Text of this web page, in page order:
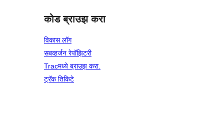
कोड ब्राउझ करा
विकास लॉग
सबव्हर्जन रेपॉझिटरी
Tracमध्ये ब्राउझ करा.
ट्रॅक तिकिटे